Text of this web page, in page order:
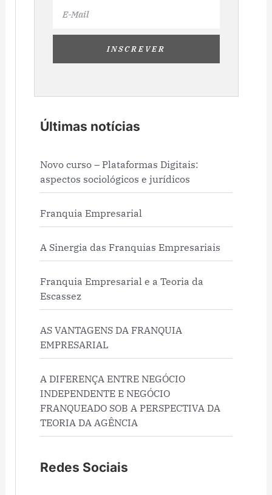
INSCREVER
Últimas notícias
Novo curso – Plataformas Digitais:
aspectos sociológicos e jurídicos
Franquia Empresarial
A Sinergia das Franquias Empresariais
Franquia Empresarial e a Teoria da
Escassez
AS VANTAGENS DA FRANQUIA
EMPRESARIAL
A DIFERENÇA ENTRE NEGÓCIO
INDEPENDENTE E NEGÓCIO
FRANQUEADO SOB A PERSPECTIVA DA
TEORIA DA AGÊNCIA
Redes Sociais